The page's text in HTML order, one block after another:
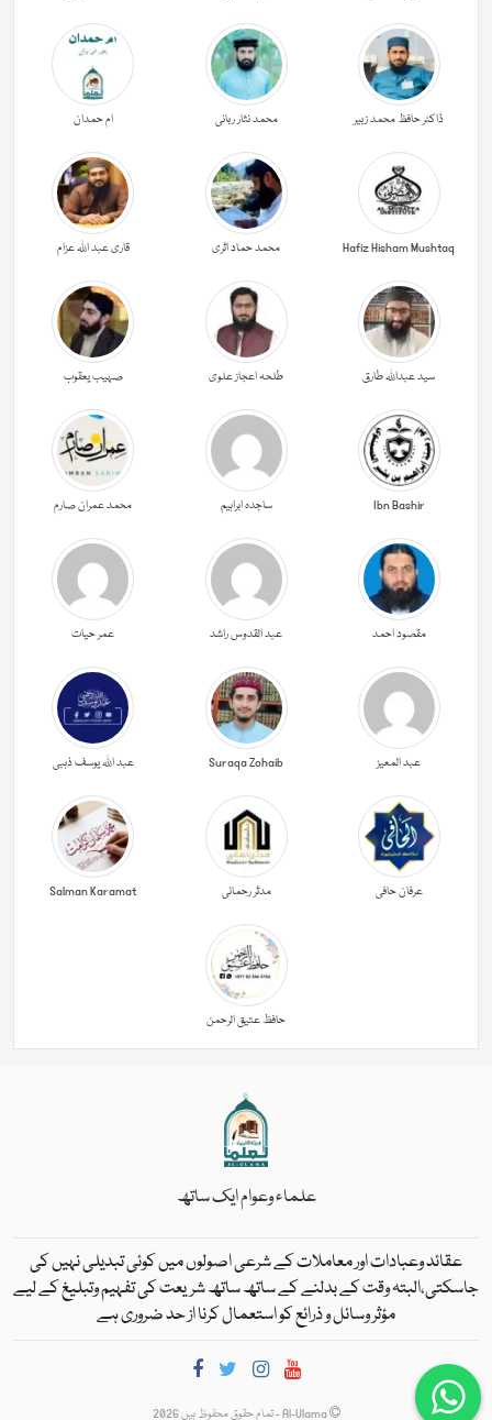
ڈاکٹر حافظ محمد زبیر محمد نثار ربانی ام حمدان
Hafiz Hisham Mushtaq محمد حماد اثری قاری عبد اللہ عزام
سید عبداللہ طارق طلحہ اعجاز علوی صہیب یعقوب
Ibn Bashir ساجدہ ابراہیم محمد عمران صارم
مقصود احمد عبد القدوس راشد عمر حیات
عبد المعیز Suraqa Zohaib عبد اللہ یوسف ذہبی
عرفان حافی مدثر رحمانی Salman Karamat
حافظ عتیق الرحمن
علماء وعوام ایک ساتھ
عقائد وعبادات اور معاملات کے شرعی اصولوں میں کوئی تبدیلی نہیں کی
جاسکتی،البتہ وقت کے بدلنے کے ساتھ ساتھ شریعت کی تفہیم وتبلیغ کے لیے
مؤثر وسائل و ذرائع کو استعمال کرنا از حد ضروری ہے
Al-Ulama - تمام حقوق محفوظ ہیں 2026